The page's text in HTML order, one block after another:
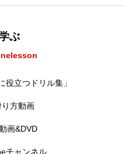
ぶ
役立つドリル集」
方動画
画&DVD
チャンネル